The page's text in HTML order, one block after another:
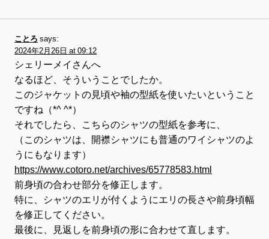
ことろ says:
2024年2月26日 at 09:12
シェリーメイさんへ
なるほど、そういうことでしたか。
このジャケットの見頃や袖の型紙を使いたいということ
ですね（*^ ^*）
それでしたら、こちらのシャツの型紙を参考に、
（このシャツは、開襟シャツにも普通のワイシャツのよ
うにもなります）
https://www.cotoro.net/archives/65778583.html
前身頃の合わせ部分を修正します。
特に、シャツのエリが付くようにエリの長さや前身頃幅
を修正してください。
最後に、見返しを前身頃の形に合わせて直します。